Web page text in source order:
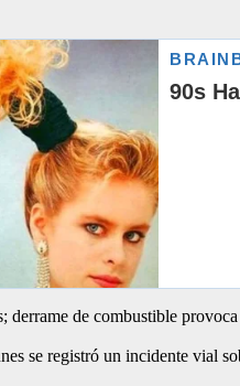
derrame de combustible
se registró un incidente vial